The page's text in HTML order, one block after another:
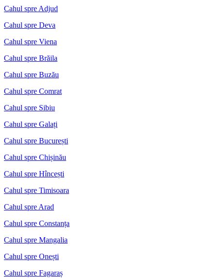
Cahul spre Adjud
Cahul spre Deva
Cahul spre Viena
Cahul spre Brăila
Cahul spre Buzău
Cahul spre Comrat
Cahul spre Sibiu
Cahul spre Galați
Cahul spre București
Cahul spre Chișinău
Cahul spre Hîncești
Cahul spre Timisoara
Cahul spre Arad
Cahul spre Constanța
Cahul spre Mangalia
Cahul spre Onești
Cahul spre Fagaraș